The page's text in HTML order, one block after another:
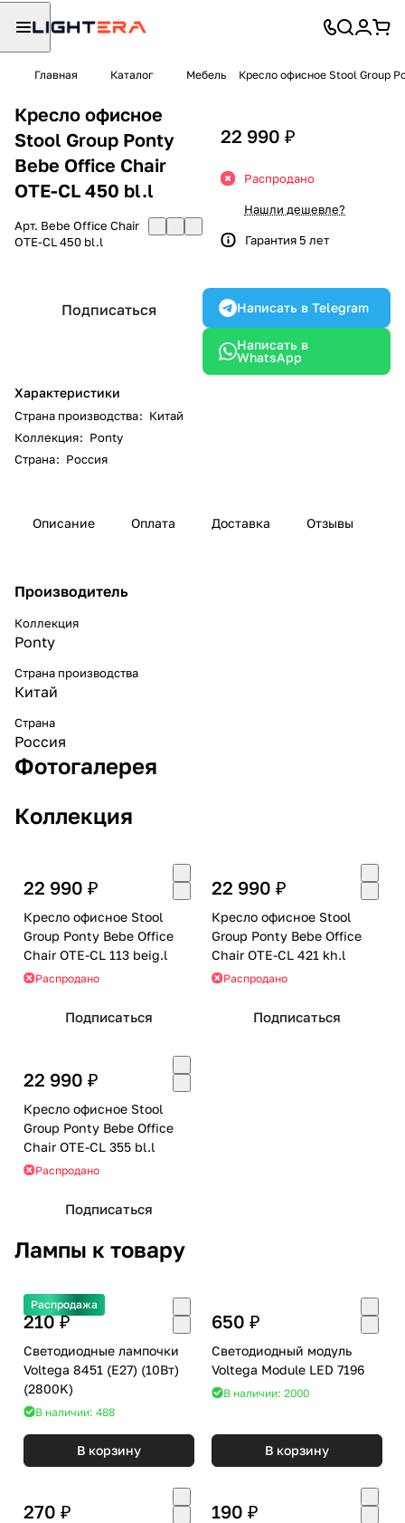
Главная Каталог Мебель Кресло офисное Stool Group
Кресло офисное
Stool Group Ponty
Bebe Office Chair
OTE-CL 450 bl.l
Арт. Bebe Office Chair
OTE-CL 450 bl.l
Подписаться
Характеристики
Страна производства: Китай
Коллекция: Ponty
Страна: Россия
22 990 ₽
Распродано
Нашли дешевле?
Гарантия 5 лет
Написать в Telegram
Написать в
WhatsApp
Описание Оплата Доставка Отзывы
Производитель
Коллекция
Ponty
Страна производства
Китай
Страна
Россия
Фотогалерея
Коллекция
22 990 ₽
Кресло офисное Stool
Group Ponty Bebe Office
Chair OTE-CL 113 beig.l
Распродано
Подписаться
22 990 ₽
Кресло офисное Stool
Group Ponty Bebe Office
Chair OTE-CL 421 kh.l
Распродано
Подписаться
22 990 ₽
Кресло офисное Stool
Group Ponty Bebe Office
Chair OTE-CL 355 bl.l
Распродано
Подписаться
Лампы к товару
Распродажа
210 ₽
Светодиодные лампочки
Voltega 8451 (E27) (10Вт)
(2800K)
В наличии: 488
В корзину
650 ₽
Светодиодный модуль
Voltega Module LED 7196
В наличии: 2000
В корзину
270 ₽ 190 ₽